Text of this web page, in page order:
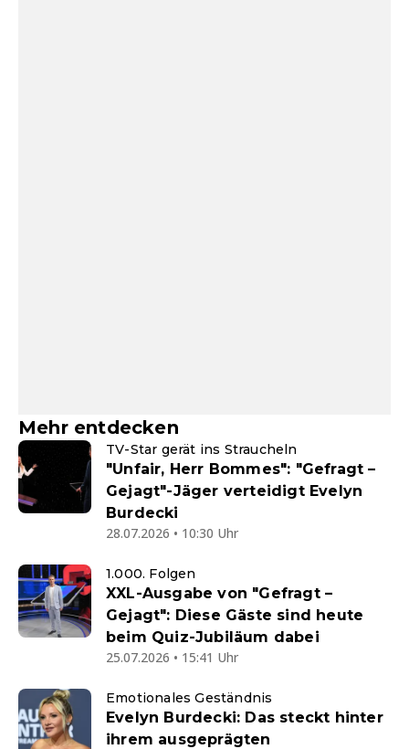
Mehr entdecken
TV-Star gerät ins Straucheln
"Unfair, Herr Bommes": "Gefragt –
Gejagt"-Jäger verteidigt Evelyn
Burdecki
28.07.2026 • 10:30 Uhr
1.000. Folgen
XXL-Ausgabe von "Gefragt –
Gejagt": Diese Gäste sind heute
beim Quiz-Jubiläum dabei
25.07.2026 • 15:41 Uhr
Emotionales Geständnis
Evelyn Burdecki: Das steckt hinter
ihrem ausgeprägten